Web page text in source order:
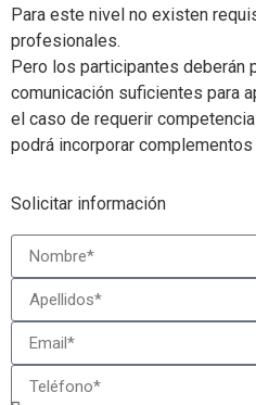
Para este nivel no existen
profesionales.
Pero los participantes deberán
comunicación suficientes para
el caso de requerir
podrá incorporar
Solicitar información